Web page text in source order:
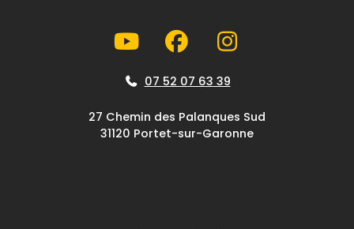
07 52 07 63 39
27 Chemin des Palanques Sud
31120 Portet-sur-Garonne